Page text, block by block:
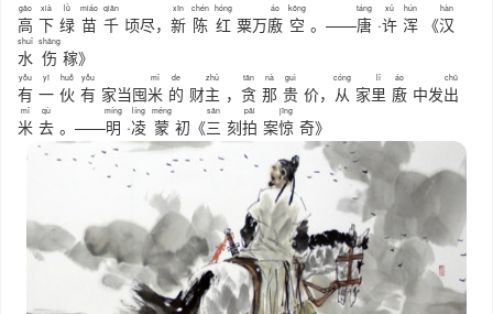
高
gāo
下
xià
绿
lǜ
苗
miáo
千
qiān
顷尽， 新
xīn
陈
chén
红
hóng
粟万廒
áo
空
kōng
。——唐
táng
·许
xǔ
浑
hún
《汉
hàn
水
shuǐ
伤
shāng
稼》
有
yǒu
一
yī
伙
huǒ
有
yǒu
家当囤米
mǐ
的
de
财主
zhǔ
， 贪
tān
那
nà
贵
guì
价， 从
cóng
家里
lǐ
廒
áo
中发出
chū
米
mǐ
去
qù
。——明
míng
·凌
líng
蒙
méng
初《三
sān
刻拍
pāi
案惊
jīng
奇》